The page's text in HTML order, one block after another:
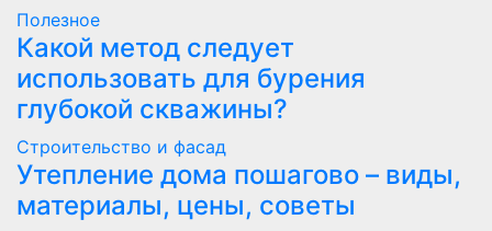
Полезнoe
Какой метод следует
использовать для бурения
глубокой скважины?
Строительство и фасад
Утепление дома пошагово – виды,
материалы, цены, советы